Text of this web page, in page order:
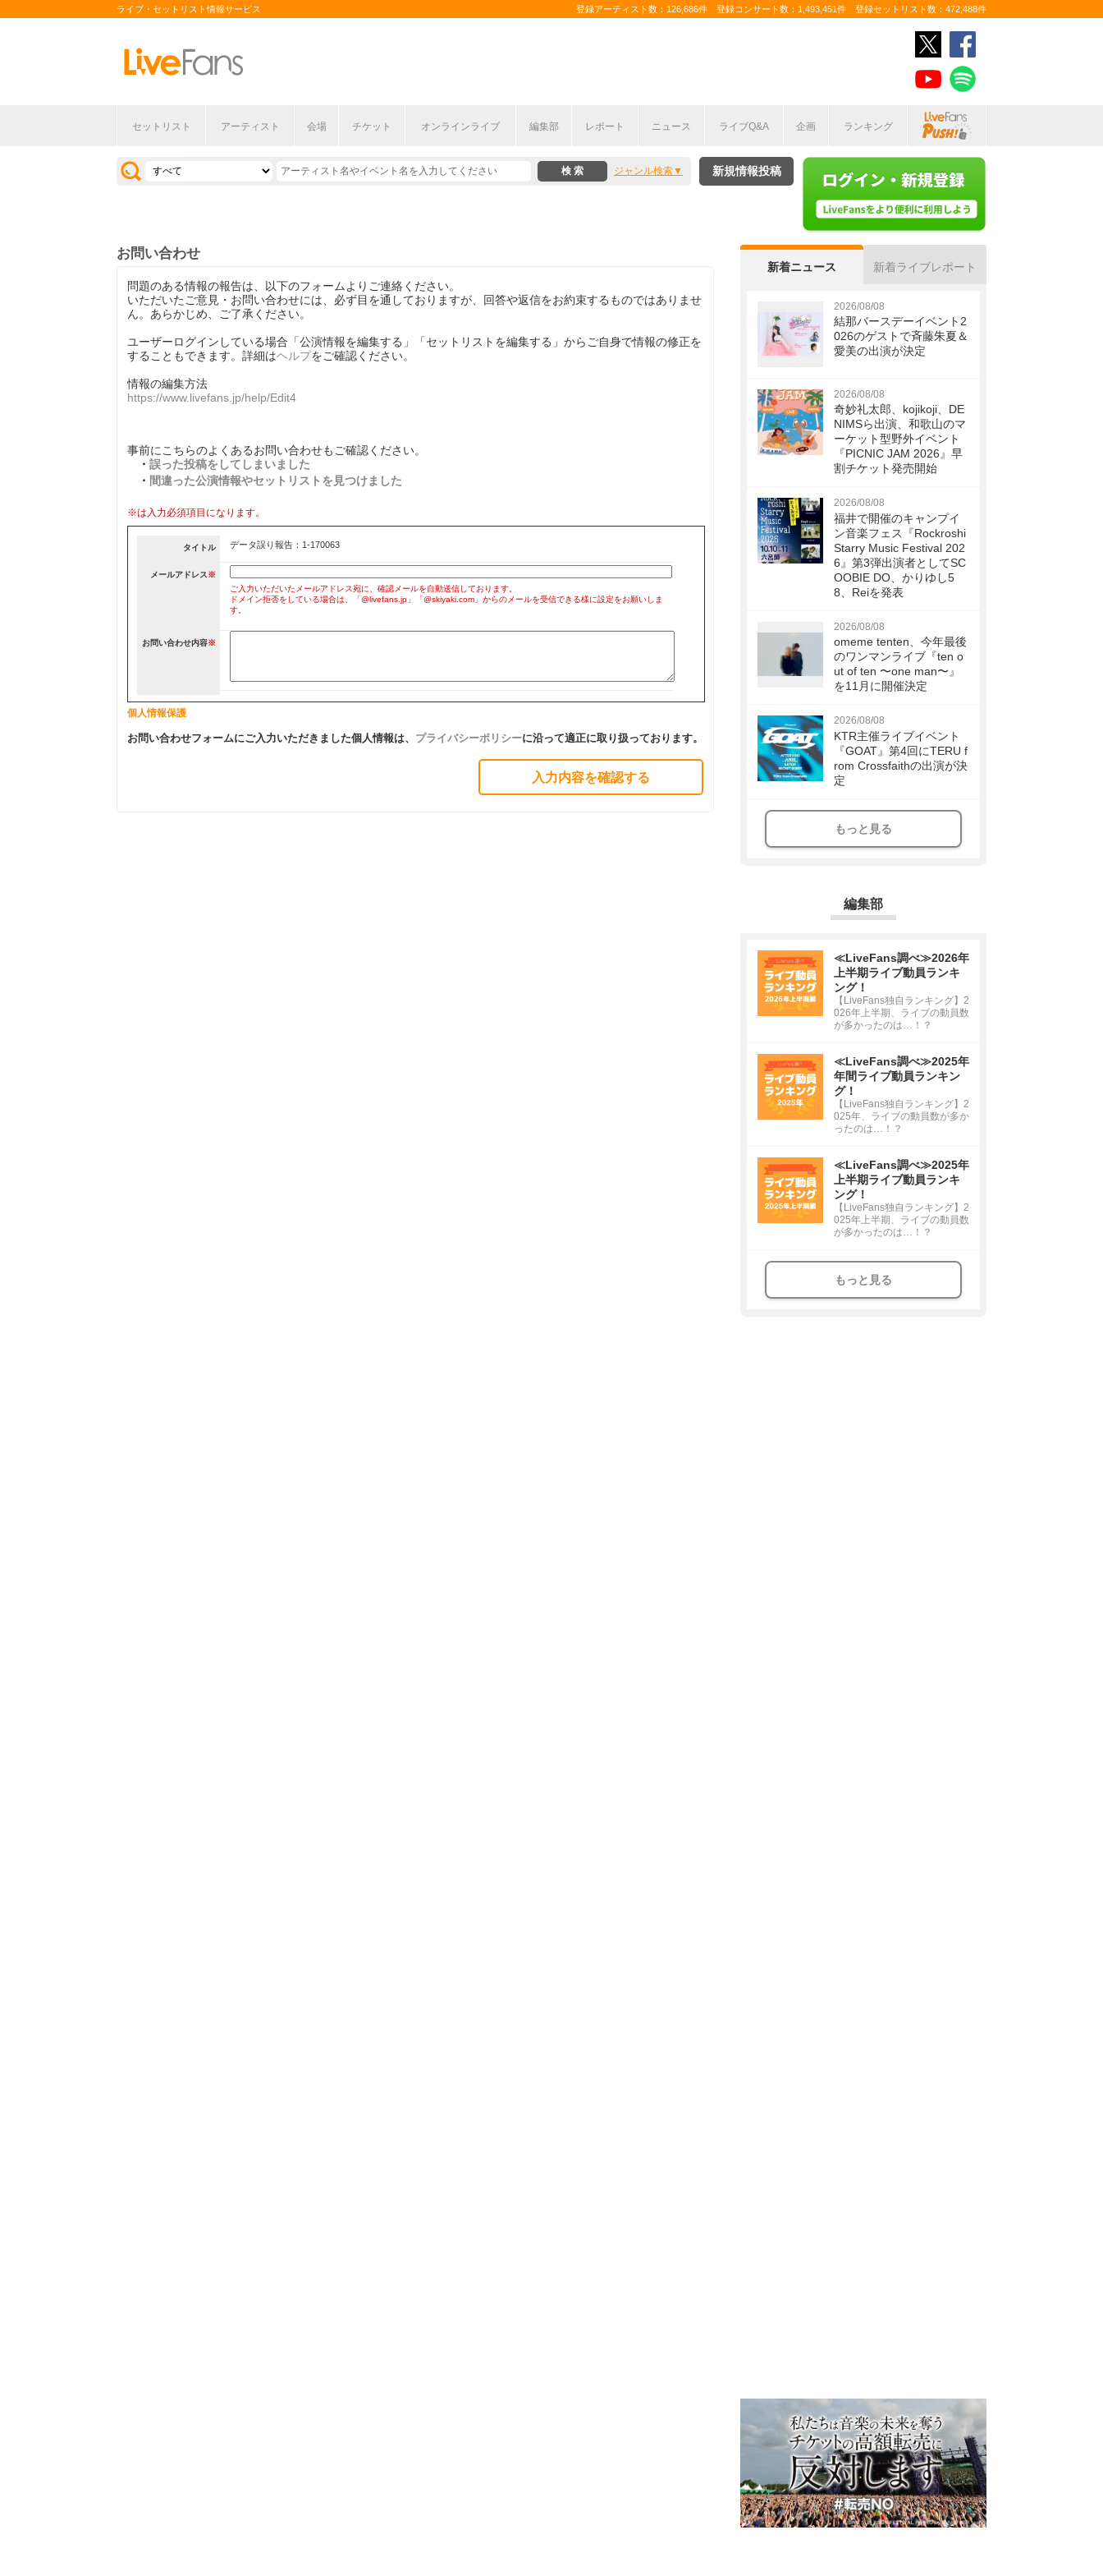
ライブ・セットリスト情報サービス 登録アーティスト数：126,686件 登録コンサート数：1,493,451件 登録セットリスト数：472,488件
セットリスト アーティスト 会場 チケット オンラインライブ 編集部 レポート ニュース ライブQ&A 企画 ランキング
ジャンル検索 新規情報投稿
お問い合わせ
問題のある情報の報告は、以下のフォームよりご連絡ください。
いただいたご意見・お問い合わせには、必ず目を通しておりますが、回答や返信をお約束するものではありませ
ん。あらかじめ、ご了承ください。
ユーザーログインしている場合「公演情報を編集する」「セットリストを編集する」からご自身で情報の修正を
することもできます。詳細はヘルプをご確認ください。
情報の編集方法
https://www.livefans.jp/help/Edit4
事前にこちらのよくあるお問い合わせもご確認ください。
・ 誤った投稿をしてしまいました
・ 間違った公演情報やセットリストを見つけました
※は入力必須項目になります。
タイトル データ誤り報告：1-170063
メールアドレス※
ご入力いただいたメールアドレス宛に、確認メールを自動送信しております。
ドメイン拒否をしている場合は、「@livefans.jp」「@skiyaki.com」からのメールを受信できる様に設定をお願いしま
す。
お問い合わせ内容※
個人情報保護
お問い合わせフォームにご入力いただきました個人情報は、 プライバシーポリシーに沿って適正に取り扱っております。
入力内容を確認する
新着ニュース 新着ライブレポート
2026/08/08
結那バースデーイベント2
026のゲストで斉藤朱夏＆
愛美の出演が決定
2026/08/08
奇妙礼太郎、kojikoji、DE
NIMSら出演、和歌山のマ
ーケット型野外イベント
『PICNIC JAM 2026』早
割チケット発売開始
2026/08/08
福井で開催のキャンプイ
ン音楽フェス『Rockroshi
Starry Music Festival 202
6』第3弾出演者としてSC
OOBIE DO、かりゆし5
8、Reiを発表
2026/08/08
omeme tenten、今年最後
のワンマンライブ『ten o
ut of ten 〜one man〜』
を11月に開催決定
2026/08/08
KTR主催ライブイベント
『GOAT』第4回にTERU f
rom Crossfaithの出演が決
定
もっと見る
編集部
≪LiveFans調べ≫2026年
上半期ライブ動員ランキ
ング！
【LiveFans独自ランキング】2
026年上半期、ライブの動員数
が多かったのは…！？
≪LiveFans調べ≫2025年
年間ライブ動員ランキン
グ！
【LiveFans独自ランキング】2
025年、ライブの動員数が多か
ったのは…！？
≪LiveFans調べ≫2025年
上半期ライブ動員ランキ
ング！
【LiveFans独自ランキング】2
025年上半期、ライブの動員数
が多かったのは…！？
もっと見る